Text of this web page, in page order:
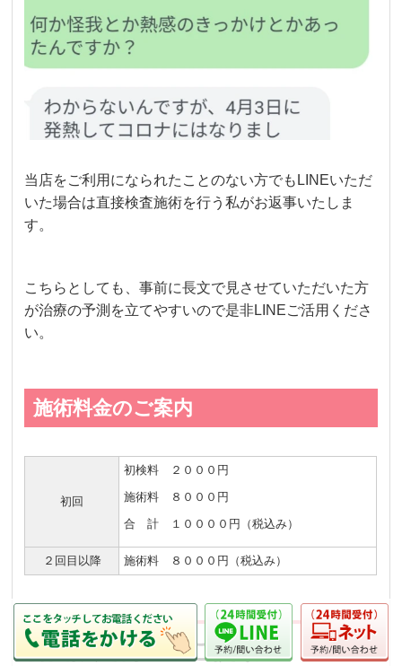
当店をご利用になられたことのない方でもLINEいただ
いた場合は直接検査施術を行う私がお返事いたしま
す。
こちらとしても、事前に長文で見させていただいた方
が治療の予測を立てやすいので是非LINEご活用くださ
い。
施術料金のご案内
初回
初検料 ２０００円
施術料 ８０００円
合 計 １００００円（税込み）
２回目以降 施術料 ８０００円（税込み）
初回限定料金のご提案